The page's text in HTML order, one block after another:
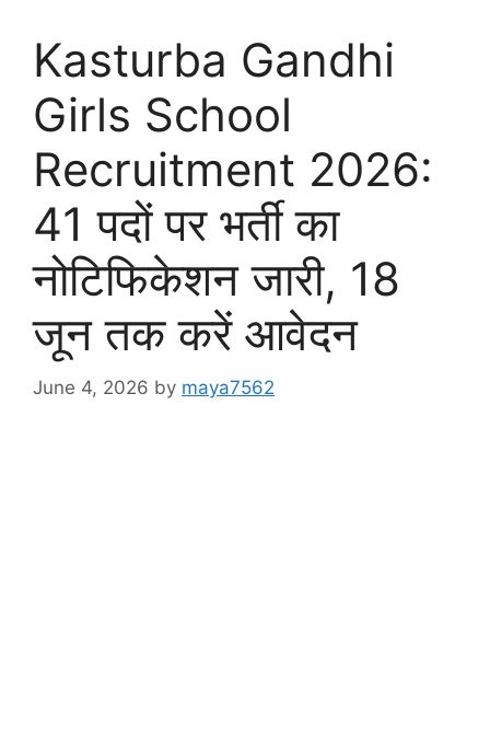
Kasturba Gandhi
Girls School
Recruitment 2026:
41 पदों पर भर्ती का
नोटिफिकेशन जारी, 18
जून तक करें आवेदन
June 4, 2026 by maya7562